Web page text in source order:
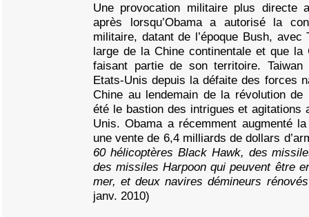
Une provocation militaire plus directe
après lorsqu’Obama a autorisé la
militaire, datant de l’époque Bush,
large de la Chine continentale et que la
faisant partie de son territoire.
Etats-Unis depuis la défaite des forces
Chine au lendemain de la révolution de
été le bastion des intrigues et agitations
Unis. Obama a récemment augmenté
une vente de 6,4 milliards de dollars
60 hélicoptères Black Hawk, des
des missiles Harpoon qui peuvent être
mer, et deux navires démineurs
janv. 2010)